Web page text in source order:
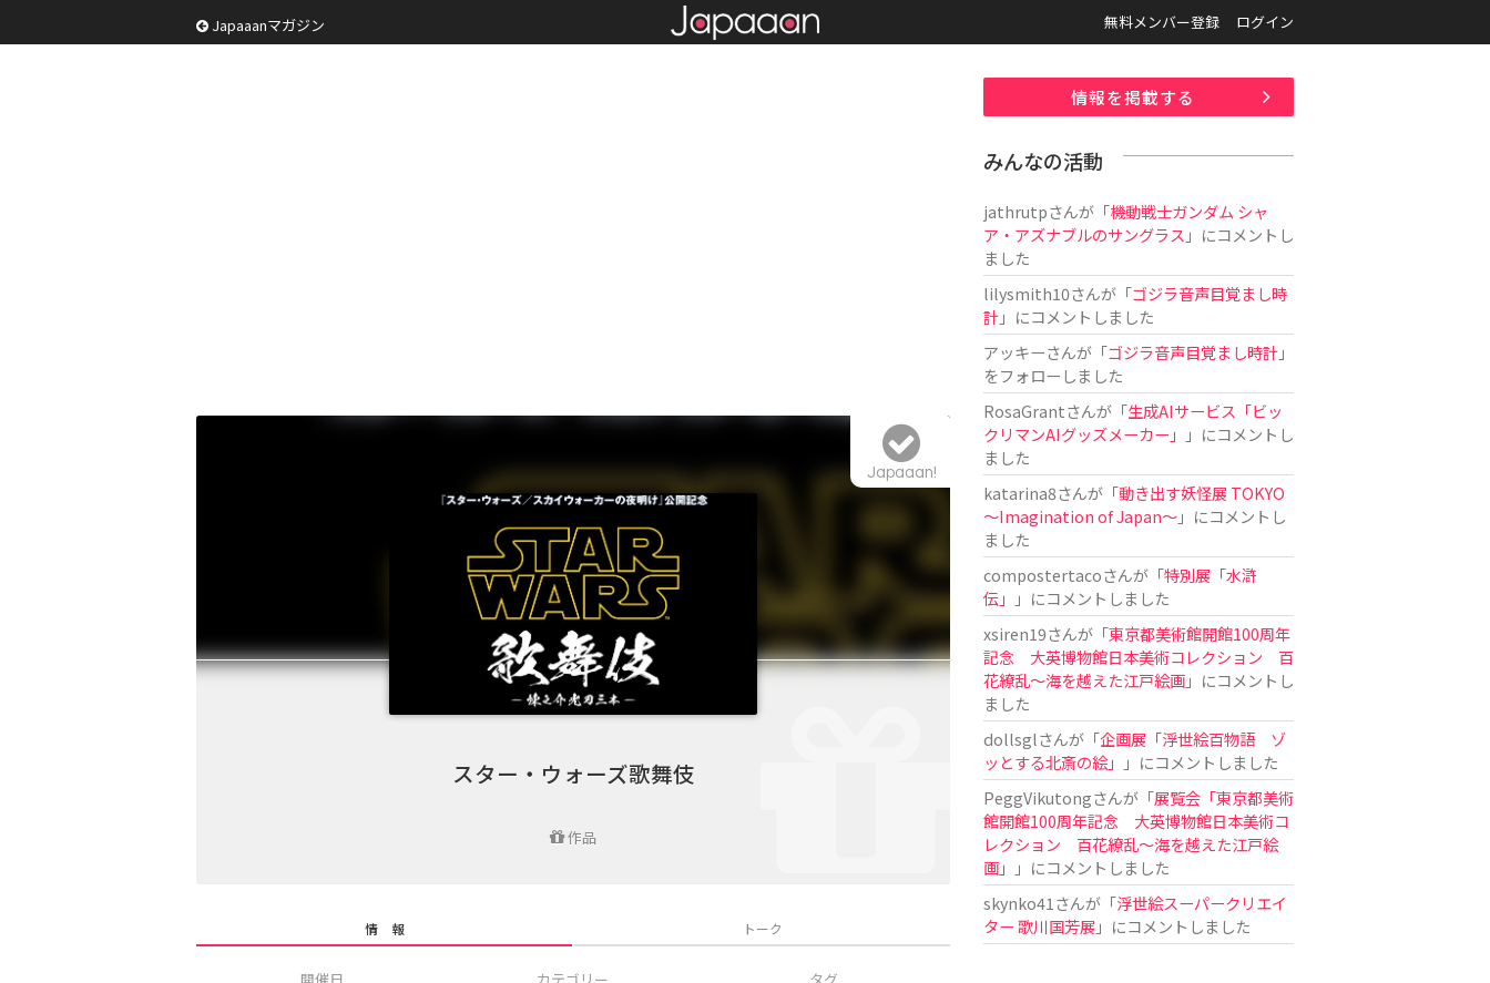
Japaaanマガジン 無料メンバー登録 ログイン
スター・ウォーズ歌舞伎
作品
Japaaan!
情 報 トーク
情報を掲載する
みんなの活動
jathrutpさんが「機動戦士ガンダム シャ
ア・アズナブルのサングラス 」にコメントし
ました
lilysmith10さんが「ゴジラ音声目覚まし時
計」にコメントしました
アッキーさんが「ゴジラ音声目覚まし時計」
をフォローしました
RosaGrantさんが「生成AIサービス「ビッ
クリマンAIグッズメーカー」
」にコメントし
ました
katarina8さんが「動き出す妖怪展 TOKYO
〜Imagination of Japan〜」にコメントし
ました
compostertacoさんが「特別展「水滸
伝」
」にコメントしました
xsiren19さんが「東京都美術館開館100周年
記念 大英博物館日本美術コレクション 百
花繚乱～海を越えた江戸絵画」にコメントし
ました
dollsglさんが「企画展「浮世絵百物語 ゾ
ッとする北斎の絵」
」にコメントしました
PeggVikutongさんが「展覧会「東京都美術
館開館100周年記念 大英博物館日本美術コ
レクション 百花繚乱〜海を越えた江戸絵
画」
」にコメントしました
skynko41 さんが「浮世絵スーパークリエイ
ター 歌川国芳展 」にコメントしました